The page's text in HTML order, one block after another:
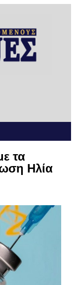
τα
Ηλία